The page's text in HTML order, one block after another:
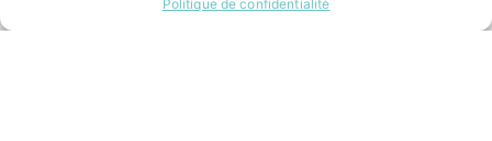
Politique de confidentialité